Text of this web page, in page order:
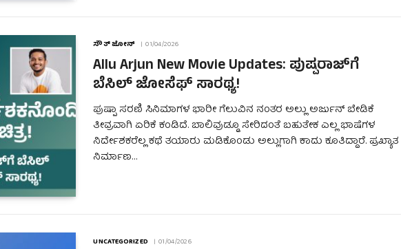
ಸೌತ್ ಜೋನ್ 01/04/2026
Allu Arjun New Movie Updates: ಪುಷ್ಪರಾಜ್‌ಗೆ
ಬೆಸಿಲ್ ಜೋಸೆಫ್ ಸಾರಥ್ಯ!
ಪುಷ್ಪಾ ಸರಣಿ ಸಿನಿಮಾಗಳ ಭಾರೀ ಗೆಲುವಿನ ನಂತರ ಅಲ್ಲು ಅರ್ಜುನ್ ಬೇಡಿಕೆ
ತೀವ್ರವಾಗಿ ಏರಿಕೆ ಕಂಡಿದೆ. ಬಾಲಿವುಡ್ಡೂ ಸೇರಿದಂತೆ ಬಹುತೇಕ ಎಲ್ಲ ಭಾಷೆಗಳ
ನಿರ್ದೇಶಕರೆಲ್ಲ ಕಥೆ ತಯಾರು ಮಡಿಕೊಂಡು ಅಲ್ಲುಗಾಗಿ ಕಾದು ಕೂತಿದ್ದಾರೆ. ಪ್ರಖ್ಯಾತ
ನಿರ್ಮಾಣ…
UNCATEGORIZED 01/04/2026